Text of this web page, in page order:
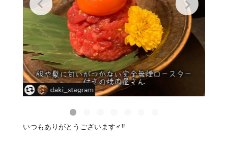
いつもありがとうございます‍♂️‼️